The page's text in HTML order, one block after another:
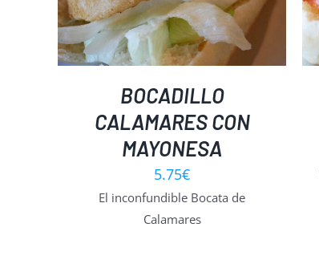
BOCADILLO
CALAMARES CON
MAYONESA
5.75€
El inconfundible Bocata de
Calamares